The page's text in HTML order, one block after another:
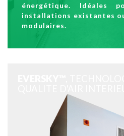
énergétique. Idéales
installations existantes
modulaires.